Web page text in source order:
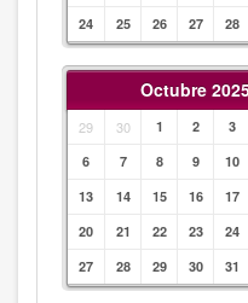
24
25 26 27 28
Octubre
29 30 1 2 3
6
7 8 9 10
13
14 15 16 17
20
21 22 23 24
27
28 29 30 31